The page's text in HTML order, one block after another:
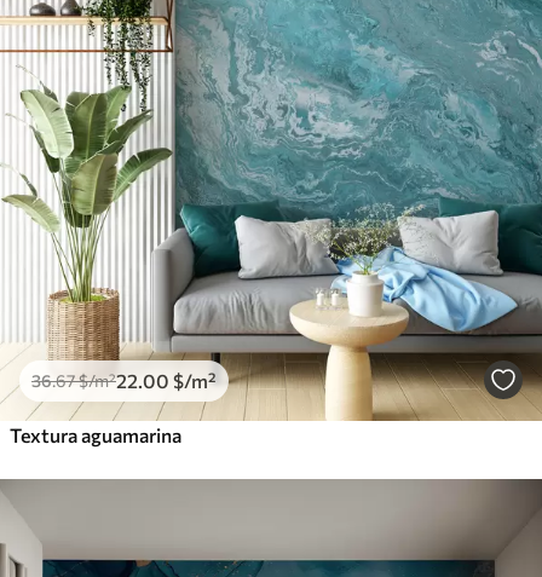
36.67$/m²22 .00 $/m²
Textura aguamarina